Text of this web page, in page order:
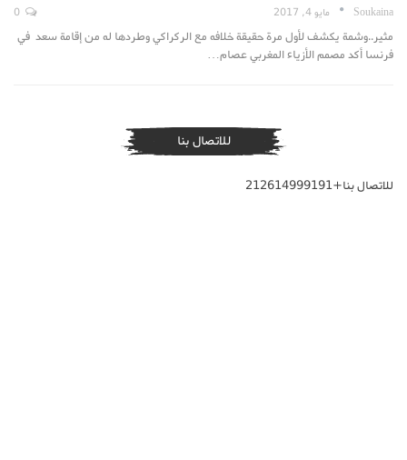
Soukaina مايو 4, 2017
مثير..وشمة يكشف لأول مرة حقيقة خلافه مع الركراكي وطردها له من إقامة سعد في
فرنسا أكد مصمم الأزياء المغربي عصام…
للاتصال بنا
للاتصال بنا+212614999191